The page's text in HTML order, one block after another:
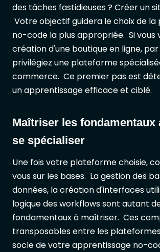
des tâches fastidieuses ? Créer un
Votre objectif guidera le choix de
no-code la plus appropriée. Si vous
création d'une boutique en ligne,
privilégiez une plateforme
commerce. Ce premier pas est
un apprentissage efficace et ciblé.
Maîtriser les fondamentaux
se spécialiser
Une fois votre plateforme choisie,
vous sur les bases. La gestion des
données, la création d'interfaces
logique des workflows sont autant
fondamentaux à maîtriser. Ces
transposables entre les
socle de votre apprentissage no-